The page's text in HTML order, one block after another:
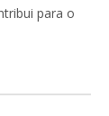
para o